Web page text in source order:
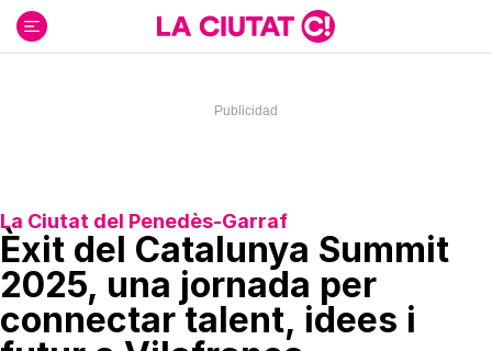
contenido
La Ciutat del Penedès-Garraf
Èxit del Catalunya Summit
2025, una jornada per
connectar talent, idees i